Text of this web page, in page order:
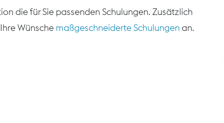
die für Sie passenden Schulungen. Zusätzlich
Wünsche maßgeschneiderte Schulungen an.